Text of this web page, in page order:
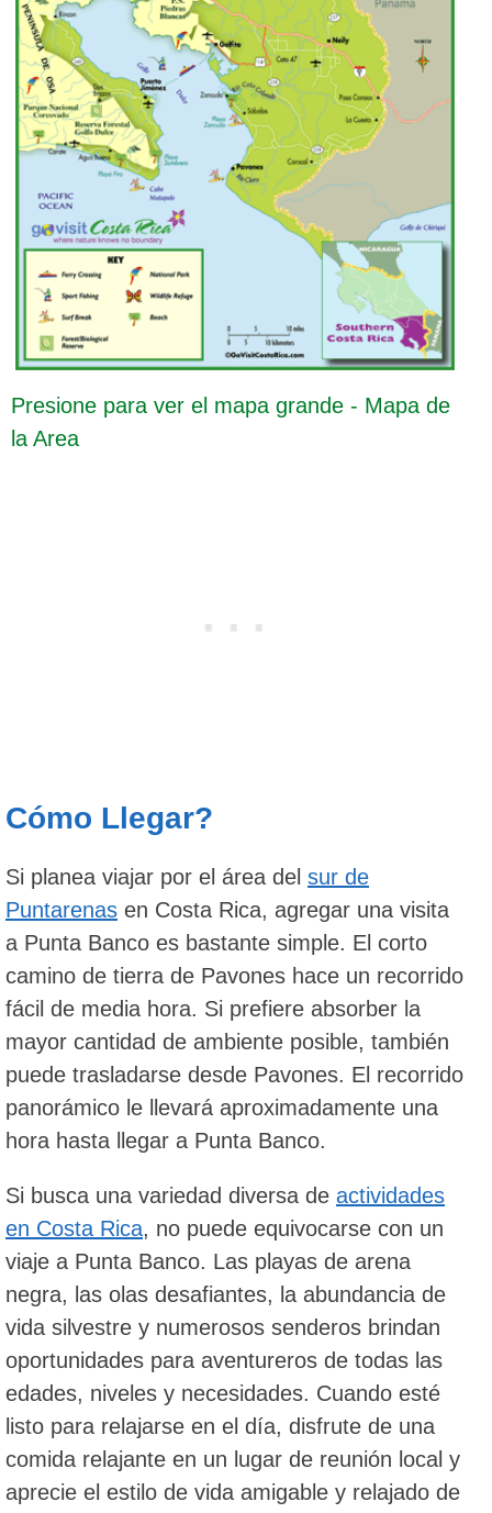
Presione para ver el mapa grande - Mapa de
la Area
Cómo Llegar?
Si planea viajar por el área del sur de
Puntarenas en Costa Rica, agregar una visita
a Punta Banco es bastante simple. El corto
camino de tierra de Pavones hace un recorrido
fácil de media hora. Si prefiere absorber la
mayor cantidad de ambiente posible, también
puede trasladarse desde Pavones. El recorrido
panorámico le llevará aproximadamente una
hora hasta llegar a Punta Banco.
Si busca una variedad diversa de actividades
en Costa Rica, no puede equivocarse con un
viaje a Punta Banco. Las playas de arena
negra, las olas desafiantes, la abundancia de
vida silvestre y numerosos senderos brindan
oportunidades para aventureros de todas las
edades, niveles y necesidades. Cuando esté
listo para relajarse en el día, disfrute de una
comida relajante en un lugar de reunión local y
aprecie el estilo de vida amigable y relajado de